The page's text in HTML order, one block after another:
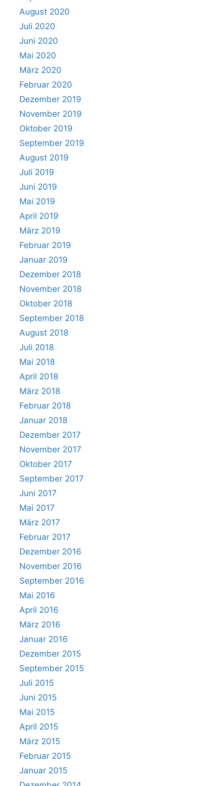
August 2020
Juli 2020
Juni 2020
Mai 2020
März 2020
Februar 2020
Dezember 2019
November 2019
Oktober 2019
September 2019
August 2019
Juli 2019
Juni 2019
Mai 2019
April 2019
März 2019
Februar 2019
Januar 2019
Dezember 2018
November 2018
Oktober 2018
September 2018
August 2018
Juli 2018
Mai 2018
April 2018
März 2018
Februar 2018
Januar 2018
Dezember 2017
November 2017
Oktober 2017
September 2017
Juni 2017
Mai 2017
März 2017
Februar 2017
Dezember 2016
November 2016
September 2016
Mai 2016
April 2016
März 2016
Januar 2016
Dezember 2015
September 2015
Juli 2015
Juni 2015
Mai 2015
April 2015
März 2015
Februar 2015
Januar 2015